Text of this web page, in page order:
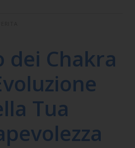
dei Chakra
Tua